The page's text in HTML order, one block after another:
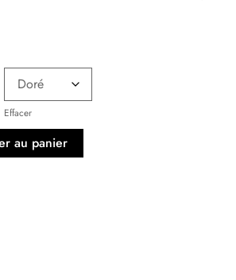
Effacer
au panier